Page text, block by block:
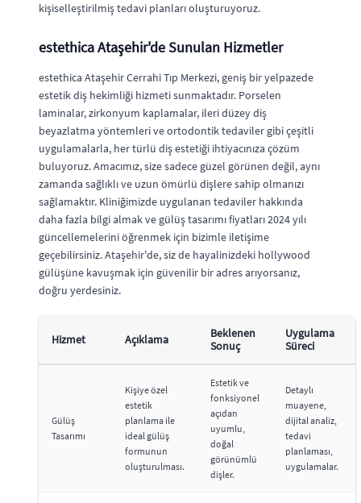
kişiselleştirilmiş tedavi planları oluşturuyoruz.
estethica Ataşehir'de Sunulan Hizmetler
estethica Ataşehir Cerrahi Tıp Merkezi, geniş bir yelpazede
estetik diş hekimliği hizmeti sunmaktadır. Porselen
laminalar, zirkonyum kaplamalar, ileri düzey diş
beyazlatma yöntemleri ve ortodontik tedaviler gibi çeşitli
uygulamalarla, her türlü diş estetiği ihtiyacınıza çözüm
buluyoruz. Amacımız, size sadece güzel görünen değil, aynı
zamanda sağlıklı ve uzun ömürlü dişlere sahip olmanızı
sağlamaktır. Kliniğimizde uygulanan tedaviler hakkında
daha fazla bilgi almak ve gülüş tasarımı fiyatları 2024 yılı
güncellemelerini öğrenmek için bizimle iletişime
geçebilirsiniz. Ataşehir'de, siz de hayalinizdeki hollywood
gülüşüne kavuşmak için güvenilir bir adres arıyorsanız,
doğru yerdesiniz.
Hizmet Açıklama
Beklenen
Sonuç
Uygulama
Süreci
Gülüş
Tasarımı
Kişiye özel
estetik
planlama ile
ideal gülüş
formunun
oluşturulması.
Estetik ve
fonksiyonel
açıdan
uyumlu,
doğal
görünümlü
dişler.
Detaylı
muayene,
dijital analiz,
tedavi
planlaması,
uygulamalar.